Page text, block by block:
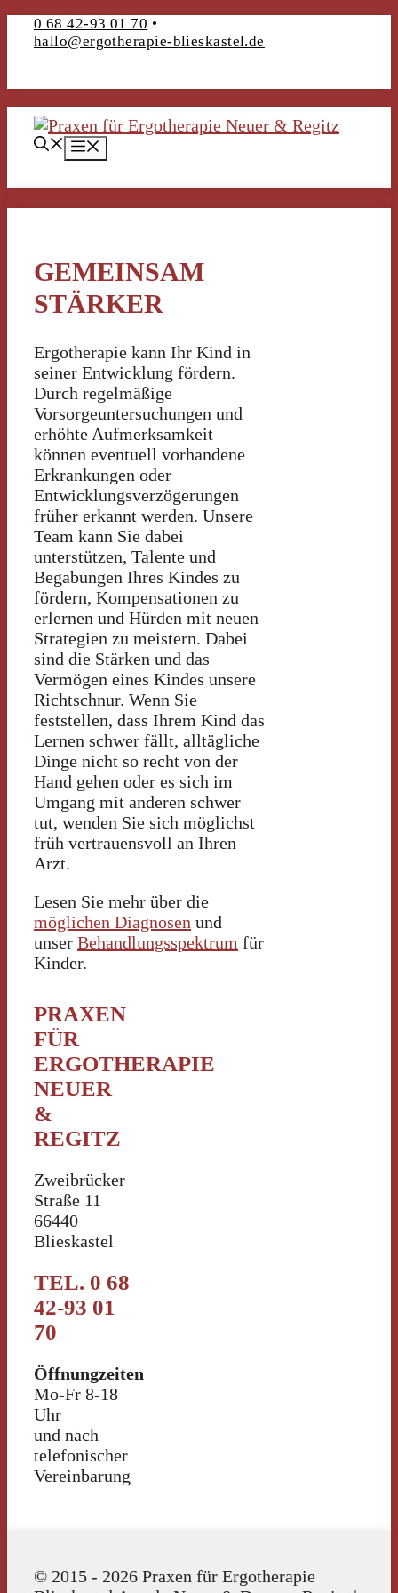
Zum
Inhalt
0 68 42-93 01 70 • ­­
hallo@ergotherapie-blieskastel.de
GEMEINSAM
STÄRKER
Ergotherapie kann Ihr Kind in
seiner Entwicklung fördern.
Durch regelmäßige
Vorsorgeuntersuchungen und
erhöhte Aufmerksamkeit
können eventuell vorhandene
Erkrankungen oder
Entwicklungsverzögerungen
früher erkannt werden. Unsere
Team kann Sie dabei
unterstützen, Talente und
Begabungen Ihres Kindes zu
fördern, Kompensationen zu
erlernen und Hürden mit neuen
Strategien zu meistern. Dabei
sind die Stärken und das
Vermögen eines Kindes unsere
Richtschnur. Wenn Sie
feststellen, dass Ihrem Kind das
Lernen schwer fällt, alltägliche
Dinge nicht so recht von der
Hand gehen oder es sich im
Umgang mit anderen schwer
tut, wenden Sie sich möglichst
früh vertrauensvoll an Ihren
Arzt.
Lesen Sie mehr über die
möglichen Diagnosen und
unser Behandlungsspektrum für
Kinder.
PRAXEN
FÜR
ERGOTHERAPIE
NEUER
&
REGITZ
Zweibrücker
Straße 11
66440
Blieskastel
TEL. 0 68
42-93 01
70
Öffnungzeiten
Mo-Fr 8-18
Uhr
und nach
telefonischer
Vereinbarung
© 2015 - 2026 Praxen für Ergotherapie